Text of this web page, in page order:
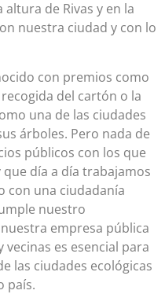
de Rivas y en la
nuestra ciudad y con lo
con premios como
del cartón o la
una de las ciudades
árboles. Pero nada de
públicos con los que
día a día trabajamos
con una ciudadanía
nuestro
empresa pública
vecinas es esencial para
las ciudades ecológicas
país.